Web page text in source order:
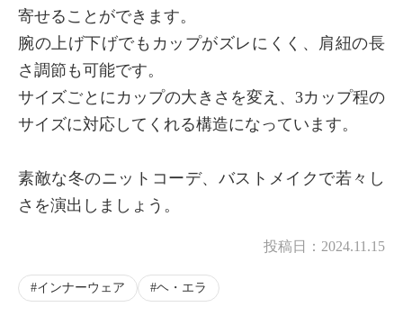
×
寄せることができます。
腕の上げ下げでもカップがズレにくく、肩紐の長
さ調節も可能です。
サイズごとにカップの大きさを変え、3カップ程の
サイズに対応してくれる構造になっています。
素敵な冬のニットコーデ、バストメイクで若々し
さを演出しましょう。
投稿日： 2024.11.15
インナーウェア ヘ・エラ